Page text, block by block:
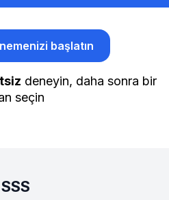
başlatın
deneyin, daha sonra bir
seçin
SSS